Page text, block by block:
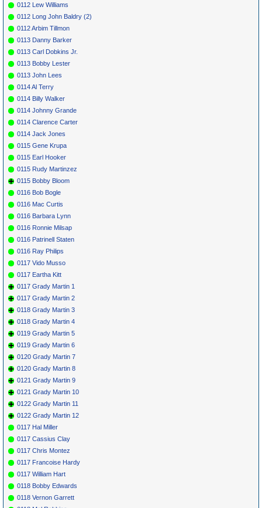
0112 Lew Williams
0112 Long John Baldry (2)
0112 Arbim Tillmon
0113 Danny Barker
0113 Carl Dobkins Jr.
0113 Bobby Lester
0113 John Lees
0114 Al Terry
0114 Billy Walker
0114 Johnny Grande
0114 Clarence Carter
0114 Jack Jones
0115 Gene Krupa
0115 Earl Hooker
0115 Rudy Martinzez
0115 Bobby Bloom
0116 Bob Bogle
0116 Mac Curtis
0116 Barbara Lynn
0116 Ronnie Milsap
0116 Patrinell Staten
0116 Ray Philips
0117 Vido Musso
0117 Eartha Kitt
0117 Grady Martin 1
0117 Grady Martin 2
0118 Grady Martin 3
0118 Grady Martin 4
0119 Grady Martin 5
0119 Grady Martin 6
0120 Grady Martin 7
0120 Grady Martin 8
0121 Grady Martin 9
0121 Grady Martin 10
0122 Grady Martin 11
0122 Grady Martin 12
0117 Hal Miller
0117 Cassius Clay
0117 Chris Montez
0117 Francoise Hardy
0117 William Hart
0118 Bobby Edwards
0118 Vernon Garrett